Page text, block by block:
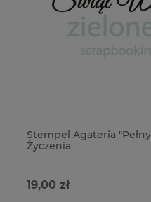
Stempel Agateria
Życzenia
19,00 zł